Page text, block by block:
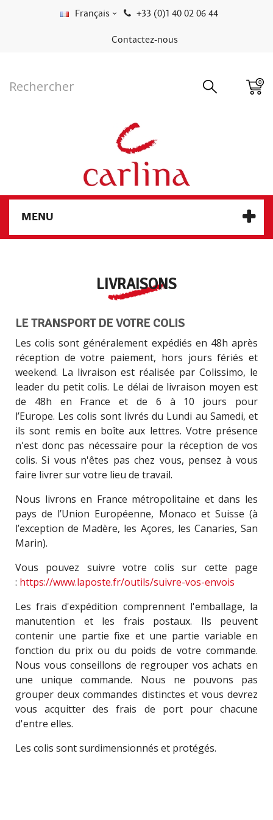
Français +33 (0)1 40 02 06 44
Contactez-nous
0
MENU
LIVRAISONS
LE TRANSPORT DE VOTRE COLIS
Les colis sont généralement expédiés en 48h après
réception de votre paiement, hors jours fériés et
weekend. La livraison est réalisée par Colissimo, le
leader du petit colis. Le délai de livraison moyen est
de 48h en France et de 6 à 10 jours pour
l’Europe. Les colis sont livrés du Lundi au Samedi, et
ils sont remis en boîte aux lettres. Votre présence
n'est donc pas nécessaire pour la réception de vos
colis. Si vous n'êtes pas chez vous, pensez à vous
faire livrer sur votre lieu de travail.
Nous livrons en France métropolitaine et dans les
pays de l’Union Européenne, Monaco et Suisse (à
l’exception de Madère, les Açores, les Canaries, San
Marin).
Vous pouvez suivre votre colis sur cette page
: https://www.laposte.fr/outils/suivre-vos-envois
Les frais d'expédition comprennent l'emballage, la
manutention et les frais postaux. Ils peuvent
contenir une partie fixe et une partie variable en
fonction du prix ou du poids de votre commande.
Nous vous conseillons de regrouper vos achats en
une unique commande. Nous ne pouvons pas
grouper deux commandes distinctes et vous devrez
vous acquitter des frais de port pour chacune
d'entre elles.
Les colis sont surdimensionnés et protégés.